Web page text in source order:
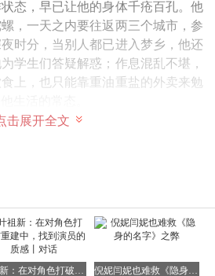
态，早已让他的身体千疮百孔。他
，一天之内要往返两三个城市，参
时分，当别人都已进入梦乡，他还
学生们答疑解惑；作息混乱不堪，
上，也只能靠重油重盐的外卖来勉
为这只是一句玩笑话，并没有放在
竟然是无人在意的预警信号。他对
对他人慷慨大方到了极致。他不仅
帮助他们完成学业，还向高校捐赠
的发展贡献自己的力量。甚至，他
击展开全文
叶祖新：在对角色打破与重建中，找到演员的质感丨对话 倪妮闫妮也难救《隐身的名字》之弊